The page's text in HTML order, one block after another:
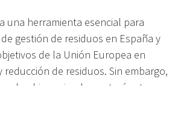
una herramienta esencial para
gestión de residuos en España y
de la Unión Europea en
reducción de residuos. Sin embargo,
el gobierno implementará estas